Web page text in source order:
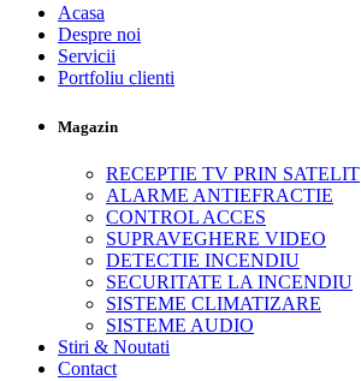
Acasa
Despre noi
Servicii
Portfoliu clienti
Magazin
RECEPTIE TV PRIN SATELIT
ALARME ANTIEFRACTIE
CONTROL ACCES
SUPRAVEGHERE VIDEO
DETECTIE INCENDIU
SECURITATE LA INCENDIU
SISTEME CLIMATIZARE
SISTEME AUDIO
Stiri & Noutati
Contact